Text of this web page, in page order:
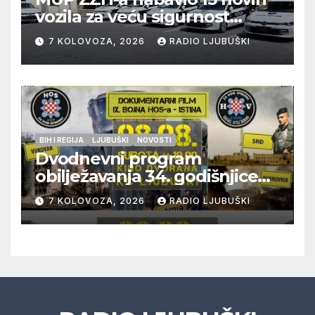
vozila za veću sigurnost
građana i učinkovitiji rad
policije
7 KOLOVOZA, 2026 RADIO LJUBUŠKI
BIH I REGIJA LJUBUŠKI NOVOSTI
Dvodnevni program
obilježavanja 34. godišnjice
pogibije generala Blaža
Kraljevića i osmorice
pripadnika HOS-a
7 KOLOVOZA, 2026 RADIO LJUBUŠKI